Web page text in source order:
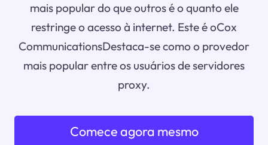
mais popular do que outros é o quanto ele
restringe o acesso à internet. Este é oCox
CommunicationsDestaca-se como o provedor
mais popular entre os usuários de servidores
proxy.
Comece agora mesmo